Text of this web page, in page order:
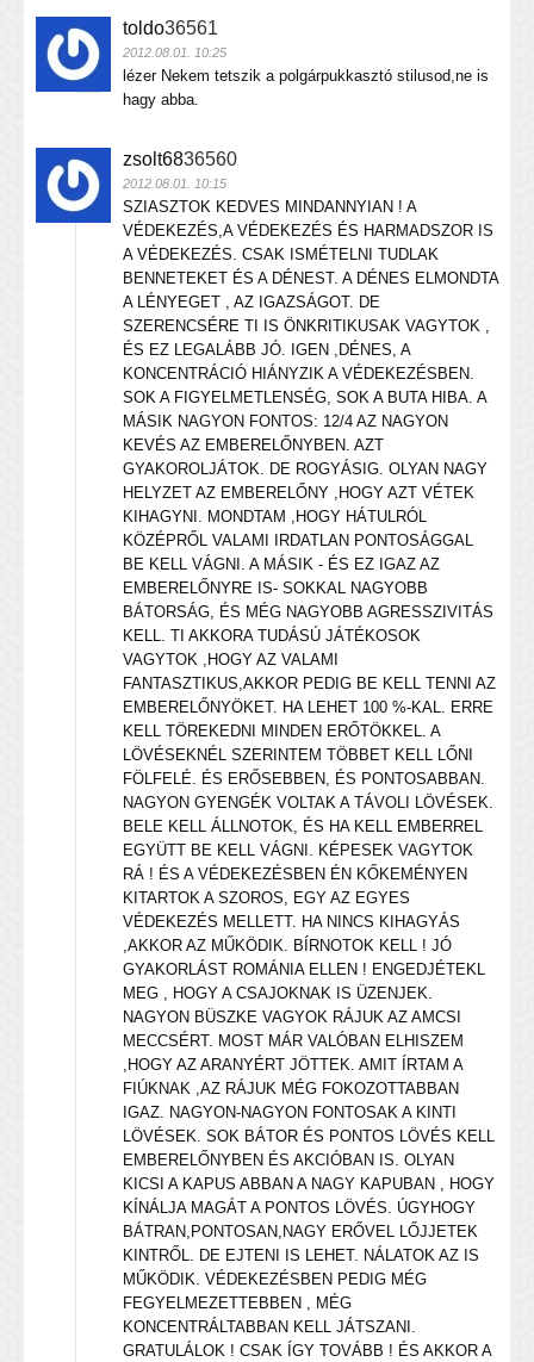
toldo36561
2012.08.01. 10:25
lézer Nekem tetszik a polgárpukkasztó stilusod,ne is
hagy abba.
zsolt6836560
2012.08.01. 10:15
SZIASZTOK KEDVES MINDANNYIAN ! A
VÉDEKEZÉS,A VÉDEKEZÉS ÉS HARMADSZOR IS
A VÉDEKEZÉS. CSAK ISMÉTELNI TUDLAK
BENNETEKET ÉS A DÉNEST. A DÉNES ELMONDTA
A LÉNYEGET , AZ IGAZSÁGOT. DE
SZERENCSÉRE TI IS ÖNKRITIKUSAK VAGYTOK ,
ÉS EZ LEGALÁBB JÓ. IGEN ,DÉNES, A
KONCENTRÁCIÓ HIÁNYZIK A VÉDEKEZÉSBEN.
SOK A FIGYELMETLENSÉG, SOK A BUTA HIBA. A
MÁSIK NAGYON FONTOS: 12/4 AZ NAGYON
KEVÉS AZ EMBERELŐNYBEN. AZT
GYAKOROLJÁTOK. DE ROGYÁSIG. OLYAN NAGY
HELYZET AZ EMBERELŐNY ,HOGY AZT VÉTEK
KIHAGYNI. MONDTAM ,HOGY HÁTULRÓL
KÖZÉPRŐL VALAMI IRDATLAN PONTOSÁGGAL
BE KELL VÁGNI. A MÁSIK - ÉS EZ IGAZ AZ
EMBERELŐNYRE IS- SOKKAL NAGYOBB
BÁTORSÁG, ÉS MÉG NAGYOBB AGRESSZIVITÁS
KELL. TI AKKORA TUDÁSÚ JÁTÉKOSOK
VAGYTOK ,HOGY AZ VALAMI
FANTASZTIKUS,AKKOR PEDIG BE KELL TENNI AZ
EMBERELŐNYÖKET. HA LEHET 100 %-KAL. ERRE
KELL TÖREKEDNI MINDEN ERŐTÖKKEL. A
LÖVÉSEKNÉL SZERINTEM TÖBBET KELL LŐNI
FÖLFELÉ. ÉS ERŐSEBBEN, ÉS PONTOSABBAN.
NAGYON GYENGÉK VOLTAK A TÁVOLI LÖVÉSEK.
BELE KELL ÁLLNOTOK, ÉS HA KELL EMBERREL
EGYÜTT BE KELL VÁGNI. KÉPESEK VAGYTOK
RÁ ! ÉS A VÉDEKEZÉSBEN ÉN KŐKEMÉNYEN
KITARTOK A SZOROS, EGY AZ EGYES
VÉDEKEZÉS MELLETT. HA NINCS KIHAGYÁS
,AKKOR AZ MŰKÖDIK. BÍRNOTOK KELL ! JÓ
GYAKORLÁST ROMÁNIA ELLEN ! ENGEDJÉTEKL
MEG , HOGY A CSAJOKNAK IS ÜZENJEK.
NAGYON BÜSZKE VAGYOK RÁJUK AZ AMCSI
MECCSÉRT. MOST MÁR VALÓBAN ELHISZEM
,HOGY AZ ARANYÉRT JÖTTEK. AMIT ÍRTAM A
FIÚKNAK ,AZ RÁJUK MÉG FOKOZOTTABBAN
IGAZ. NAGYON-NAGYON FONTOSAK A KINTI
LÖVÉSEK. SOK BÁTOR ÉS PONTOS LÖVÉS KELL
EMBERELŐNYBEN ÉS AKCIÓBAN IS. OLYAN
KICSI A KAPUS ABBAN A NAGY KAPUBAN , HOGY
KÍNÁLJA MAGÁT A PONTOS LÖVÉS. ÚGYHOGY
BÁTRAN,PONTOSAN,NAGY ERŐVEL LŐJJETEK
KINTRŐL. DE EJTENI IS LEHET. NÁLATOK AZ IS
MŰKÖDIK. VÉDEKEZÉSBEN PEDIG MÉG
FEGYELMEZETTEBBEN , MÉG
KONCENTRÁLTABBAN KELL JÁTSZANI.
GRATULÁLOK ! CSAK ÍGY TOVÁBB ! ÉS AKKOR A